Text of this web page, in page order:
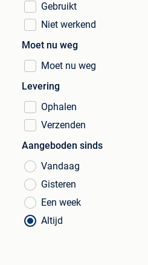
Gebruikt
Niet werkend
Moet nu weg
Moet nu weg
Levering
Ophalen
Verzenden
Aangeboden sinds
Vandaag
Gisteren
Een week
Altijd